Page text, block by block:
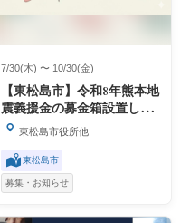
7/30(木) 〜 10/30(金)
【東松島市】令和8年熊本地
震義援金の募金箱設置しま
した東松島市役所他
東松島市
募集・お知らせ